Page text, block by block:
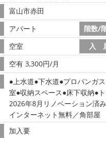
富山市赤田
アパート 階数/
空室 入
空有 3,300円/月
上水道 下水道 プロパンガス
室 収納スペース 床下収納
2026年8月リノベーション済
インターネット無料／角部屋
加入要